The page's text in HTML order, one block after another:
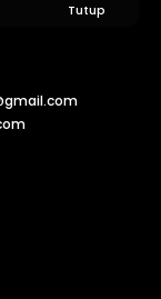
Tutup